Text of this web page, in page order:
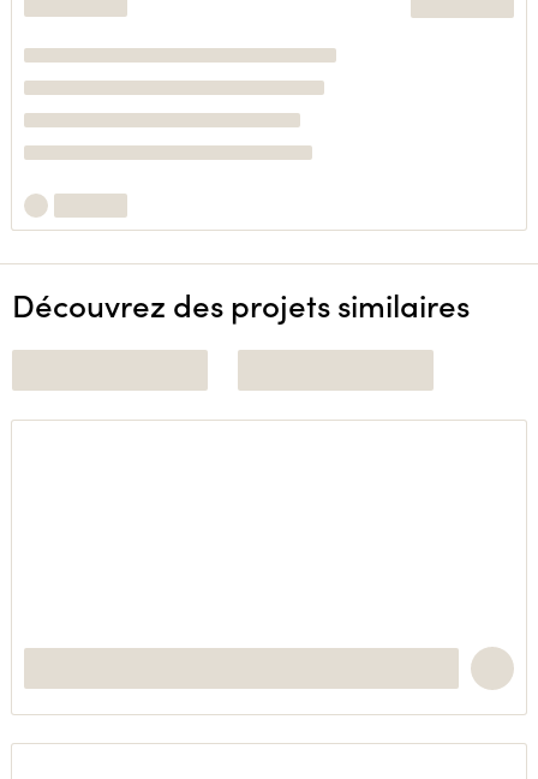
Découvrez des projets similaires